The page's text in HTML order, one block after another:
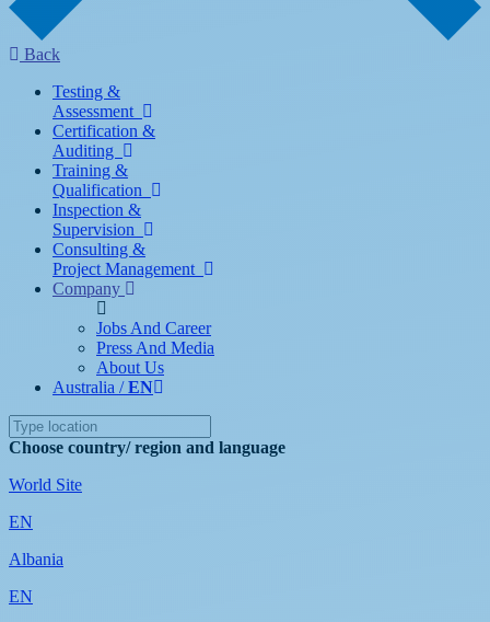
Back
Testing &
Assessment
Certification &
Auditing
Training &
Qualification
Inspection &
Supervision
Consulting &
Project Management
Company
Jobs And Career
Press And Media
About Us
Australia /EN
Choose country/ region and language
World Site
EN
Albania
EN